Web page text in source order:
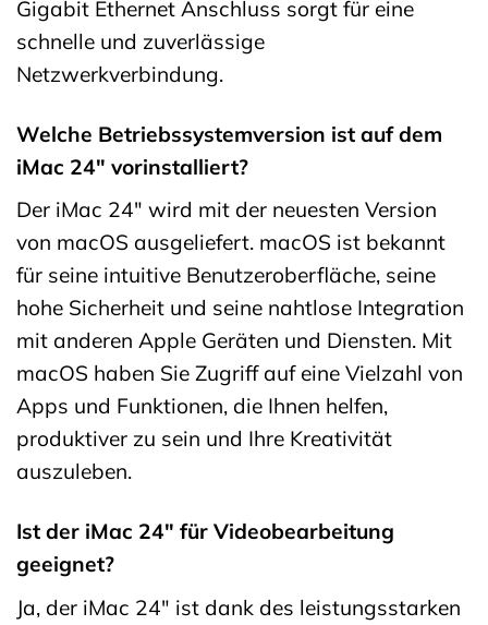
Gigabit Ethernet Anschluss sorgt für eine
schnelle und zuverlässige
Netzwerkverbindung.
Welche Betriebssystemversion ist auf dem
iMac 24″ vorinstalliert?
Der iMac 24″ wird mit der neuesten Version
von macOS ausgeliefert. macOS ist bekannt
für seine intuitive Benutzeroberfläche, seine
hohe Sicherheit und seine nahtlose Integration
mit anderen Apple Geräten und Diensten. Mit
macOS haben Sie Zugriff auf eine Vielzahl von
Apps und Funktionen, die Ihnen helfen,
produktiver zu sein und Ihre Kreativität
auszuleben.
Ist der iMac 24″ für Videobearbeitung
geeignet?
Ja, der iMac 24″ ist dank des leistungsstarken